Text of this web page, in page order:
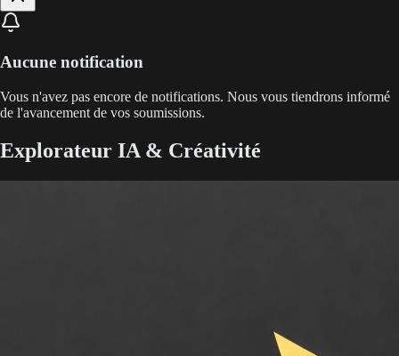
Aucune notification
Vous n'avez pas encore de notifications. Nous vous tiendrons informé
de l'avancement de vos soumissions.
Explorateur IA & Créativité